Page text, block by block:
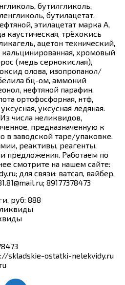
бутилгликоль,
бутилацетат,
этилацетат марка А,
каустическая, трёхокись
ацетон технический,
кальцинированная, хромовый
(медь сернокислая),
олова, изопропанол/
бц-ом, аммоний
нефтяной парафин.
ортофосфорная, нтф,
уксусная ледяная.
числа неликвидов,
предназначенную к
в заводской таре/упаковке.
реактивы, реагенты.
предложения. Работаем по
смотрите на нашем сайте:
для связи: ватсап, вайбер,
89177378473
руб: 888
skladskie-ostatki-nelekvidy.ru